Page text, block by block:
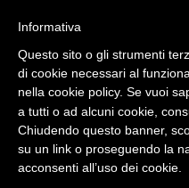
Nei nostri tour
biglietti d’ingresso
a siti
monumenti da visitare.
questa pagina un elenco
Informativa
Questo sito o gli strumenti
di cookie necessari al
nella cookie policy. Se vuoi
a tutti o ad alcuni cookie,
Chiudendo questo banner,
su un link o proseguendo la
acconsenti all’uso dei cookie.